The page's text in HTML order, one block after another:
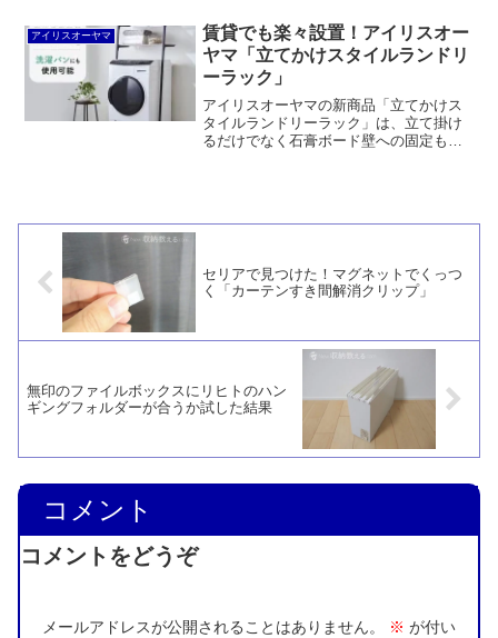
い。価格はほとんど変わりません。全部
同じ色で統一できるのはメリットと言え
るでしょう。
アイリスオーヤマ
賃貸でも楽々設置！アイリスオー
ヤマ「立てかけスタイルランドリ
ーラック」
アイリスオーヤマの新商品「立てかけス
タイルランドリーラック」は、立て掛け
るだけでなく石膏ボード壁への固定も可
セリアで見つけた！マグネットでくっつ
く「カーテンすき間解消クリップ」
無印のファイルボックスにリヒトのハン
ギングフォルダーが合うか試した結果
コメント
コメントをどうぞ
メールアドレスが公開されることはありません。 ※ が付い